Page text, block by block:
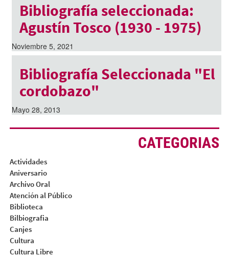
Bibliografía seleccionada:
Agustín Tosco (1930 - 1975)
Noviembre 5, 2021
Bibliografía Seleccionada "El
cordobazo"
Mayo 28, 2013
CATEGORIAS
Actividades
Aniversario
Archivo Oral
Atención al Público
Biblioteca
Bilbiografia
Canjes
Cultura
Cultura Libre